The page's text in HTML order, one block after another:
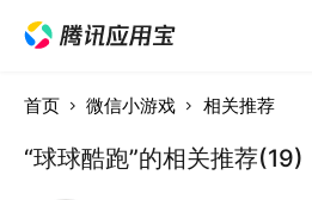
首页 微信小游戏 相关推荐
“球球酷跑”的相关推荐(19)